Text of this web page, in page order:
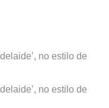
no estilo de
no estilo de